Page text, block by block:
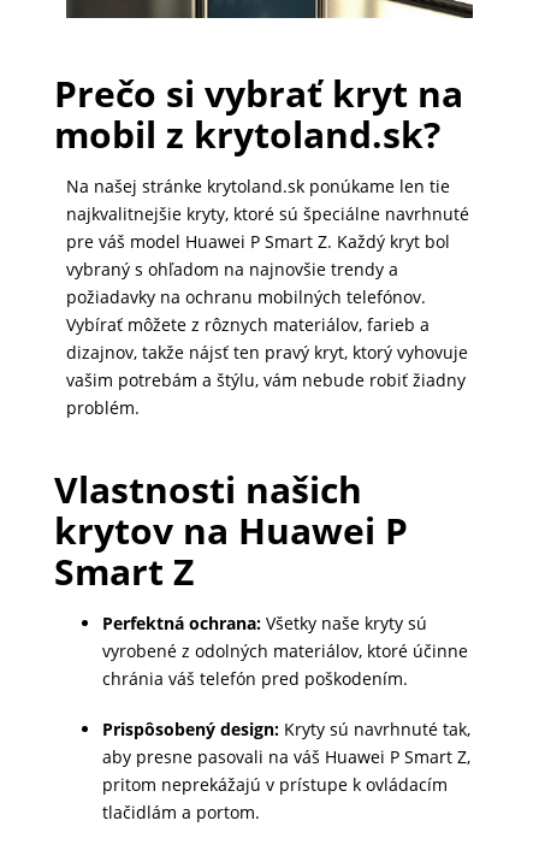
AUTOPRÍSLUŠENSTVO
DOMÁCNOSŤ
POPSOCKETY
PRÍSLUŠENSTVO
Prečo si vybrať kryt na
mobil z krytoland.sk?
Na našej stránke krytoland.sk ponúkame len tie
najkvalitnejšie kryty, ktoré sú špeciálne navrhnuté
pre váš model Huawei P Smart Z. Každý kryt bol
vybraný s ohľadom na najnovšie trendy a
požiadavky na ochranu mobilných telefónov.
Vybírať môžete z rôznych materiálov, farieb a
dizajnov, takže nájsť ten pravý kryt, ktorý vyhovuje
vašim potrebám a štýlu, vám nebude robiť žiadny
problém.
Vlastnosti našich
krytov na Huawei P
Smart Z
Perfektná ochrana:Všetky naše kryty sú
vyrobené z odolných materiálov, ktoré účinne
chránia váš telefón pred poškodením.
Prispôsobený design:Kryty sú navrhnuté tak,
aby presne pasovali na váš Huawei P Smart Z,
pritom neprekážajú v prístupe k ovládacím
tlačidlám a portom.